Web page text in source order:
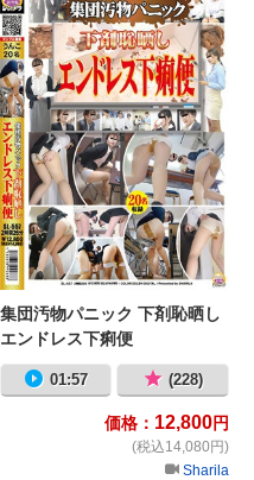
集団汚物パニック 下剤恥晒し
エンドレス下痢便
01:57 (228)
価格： 12,800円
(税込14,080円)
Sharila